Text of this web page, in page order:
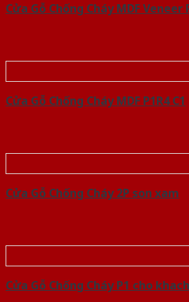
Cửa Gỗ Chống Cháy MDF Veneer
Cửa Gỗ Chống Cháy MDF P1R4 C1
Cửa Gỗ Chống Cháy 2P son xam
Cửa Gỗ Chống Cháy P1 cho